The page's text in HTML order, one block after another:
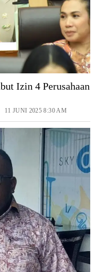
Izin 4 Perusahaan
JUNI 2025 8:30 AM